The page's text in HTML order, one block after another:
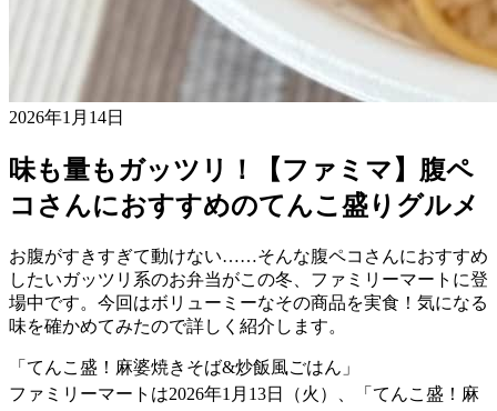
2026年1月14日
味も量もガッツリ！【ファミマ】腹ペ
コさんにおすすめのてんこ盛りグルメ
お腹がすきすぎて動けない……そんな腹ペコさんにおすすめ
したいガッツリ系のお弁当がこの冬、ファミリーマートに登
場中です。今回はボリューミーなその商品を実食！気になる
味を確かめてみたので詳しく紹介します。
「てんこ盛！麻婆焼きそば&炒飯風ごはん」
ファミリーマートは2026年1月13日（火）、「てんこ盛！麻